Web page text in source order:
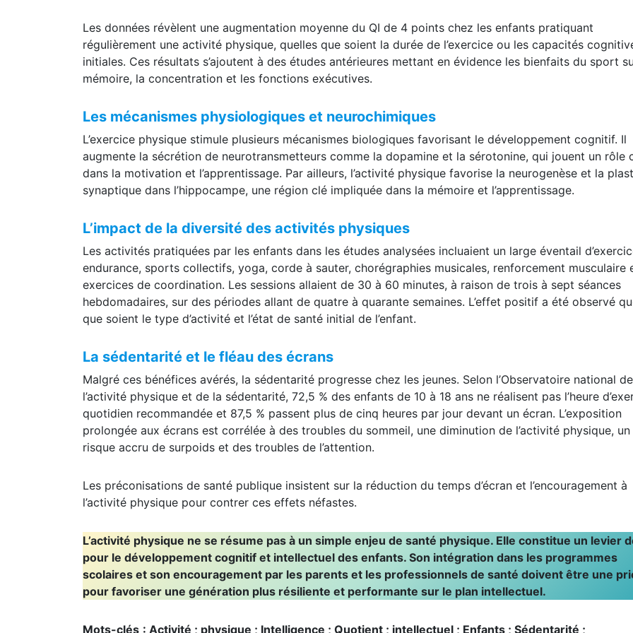
Les données révèlent une augmentation moyenne du QI de 4 points chez les enfants pratiquant
régulièrement une activité physique, quelles que soient la durée de l’exercice ou les capacités
initiales. Ces résultats s’ajoutent à des études antérieures mettant en évidence les bienfaits du sport
Les mécanismes physiologiques et neurochimiques
L’exercice physique stimule plusieurs mécanismes biologiques favorisant le développement cognitif. Il
augmente la sécrétion de neurotransmetteurs comme la dopamine et la sérotonine, qui jouent un rôle
dans la motivation et l’apprentissage. Par ailleurs, l’activité physique favorise la neurogenèse et la
L’impact de la diversité des activités physiques
Les activités pratiquées par les enfants dans les études analysées incluaient un large éventail
endurance, sports collectifs, yoga, corde à sauter, chorégraphies musicales, renforcement musculaire
exercices de coordination. Les sessions allaient de 30 à 60 minutes, à raison de trois à sept séances
hebdomadaires, sur des périodes allant de quatre à quarante semaines. L’effet positif a été observé
La sédentarité et le fléau des écrans
Malgré ces bénéfices avérés, la sédentarité progresse chez les jeunes. Selon l’Observatoire national de
l’activité physique et de la sédentarité, 72,5 % des enfants de 10 à 18 ans ne réalisent pas l’heure
quotidien recommandée et 87,5 % passent plus de cinq heures par jour devant un écran. L’exposition
prolongée aux écrans est corrélée à des troubles du sommeil, une diminution de l’activité physique, un
Les préconisations de santé publique insistent sur la réduction du temps d’écran et l’encouragement à
L’activité physique ne se résume pas à un simple enjeu de santé physique. Elle constitue un levier
pour le développement cognitif et intellectuel des enfants. Son intégration dans les programmes
scolaires et son encouragement par les parents et les professionnels de santé doivent être une